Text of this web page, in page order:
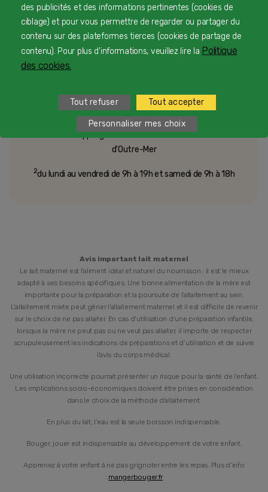
Besoin d’échanger ou d’un conseil
personnalisé
Une équipe d’experts en nutrition infantile rien que
Service et appel gratuits en France hors collectivités
d'Outre-Mer​
2du lundi au vendredi de 9h à 19h et samedi de 9h à 18h
Avis important lait maternel
Le lait maternel est l’aliment idéal et naturel du nourrisson : il est le mieux
adapté à ses besoins spécifiques. Une bonne alimentation de la mère est
importante pour la préparation et la poursuite de l’allaitement au sein.
L’allaitement mixte peut gêner l’allaitement maternel et il est difficile de revenir
sur le choix de ne pas allaiter. En cas d’utilisation d’une préparation infantile,
lorsque la mère ne peut pas ou ne veut pas allaiter, il importe de respecter
scrupuleusement les indications de préparations et d’utilisation et de suivre
l’avis du corps médical.
Une utilisation incorrecte pourrait présenter un risque pour la santé de l’enfant.
Les implications socio-économiques doivent être prises en considération
dans le choix de la méthode d’allaitement.
En plus du lait, l’eau est la seule boisson indispensable.
Bouger, jouer est indispensable au développement de votre enfant.
Apprenez à votre enfant à ne pas grignoter entre les repas. Plus d’info
: mangerbouger.fr
des publicités et des informations pertinentes (cookies de
ciblage) et pour vous permettre de regarder ou partager du
contenu sur des plateformes tierces (cookies de partage de
contenu). Pour plus d'informations, veuillez lire la Politique
des cookies.
Tout refuser Tout accepter
Personnaliser mes choix